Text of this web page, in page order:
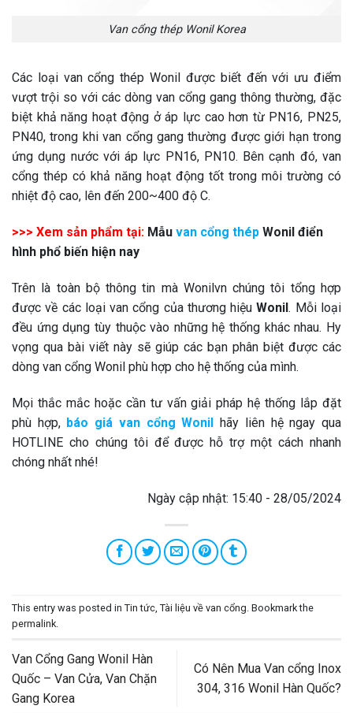
Van cổng thép Wonil Korea
Các loại van cổng thép Wonil được biết đến với ưu điểm
vượt trội so với các dòng van cổng gang thông thường, đặc
biệt khả năng hoạt động ở áp lực cao hơn từ PN16, PN25,
PN40, trong khi van cổng gang thường được giới hạn trong
ứng dụng nước với áp lực PN16, PN10. Bên cạnh đó, van
cổng thép có khả năng hoạt động tốt trong môi trường có
nhiệt độ cao, lên đến 200~400 độ C.
>>> Xem sản phẩm tại: Mẫu van cổng thép Wonil điển
hình phổ biến hiện nay
Trên là toàn bộ thông tin mà Wonilvn chúng tôi tổng hợp
được về các loại van cổng của thương hiệuWonil. Mỗi loại
đều ứng dụng tùy thuộc vào những hệ thống khác nhau. Hy
vọng qua bài viết này sẽ giúp các bạn phân biệt được các
dòng van cổng Wonil phù hợp cho hệ thống của mình.
Mọi thắc mắc hoặc cần tư vấn giải pháp hệ thống lắp đặt
phù hợp, báo giá van cổng Wonil hãy liên hệ ngay qua
HOTLINE cho chúng tôi để được hỗ trợ một cách nhanh
chóng nhất nhé!
Ngày cập nhật: 15:40 - 28/05/2024
This entry was posted in Tin tức Tài liệu về van cổng . Bookmark the
permalink
Van Cổng Gang Wonil Hàn
Quốc – Van Cửa, Van Chặn
Gang Korea
Có Nên Mua Van cổng Inox
304, 316 Wonil Hàn Quốc?